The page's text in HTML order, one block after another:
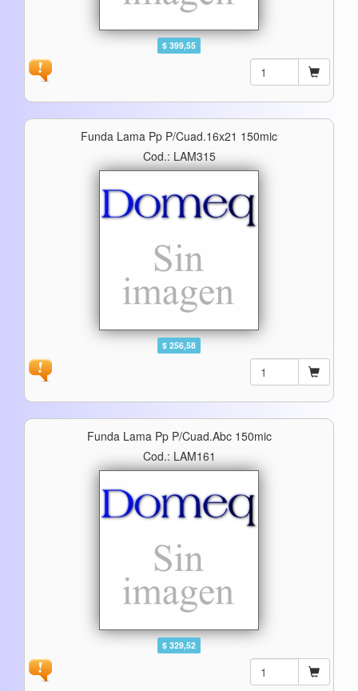
$ 399,55
Funda Lama Pp P/cuad.16x21 150mic
Cod.: LAM315
$ 256,58
Funda Lama Pp P/cuad.abc 150mic
Cod.: LAM161
$ 329,52